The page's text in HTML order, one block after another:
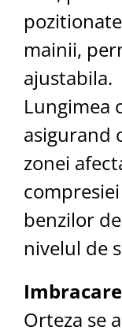
mainii,
ajustabila.
Lungimea
asigurand
zonei
benzilor
nivelul de
Orteza se